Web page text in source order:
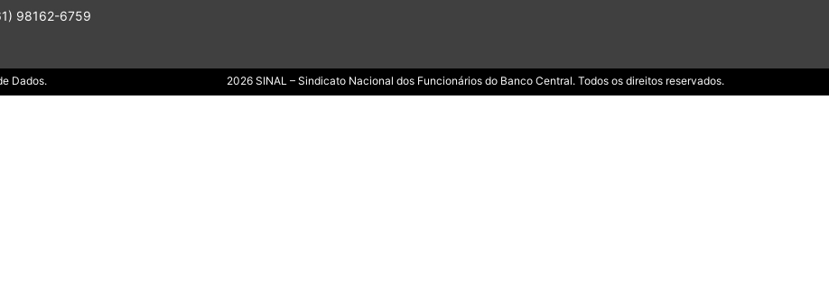
98162-6759
Dados. 2026 SINAL – Sindicato Nacional dos Funcionários do Banco Central. Todos os direitos reservados.